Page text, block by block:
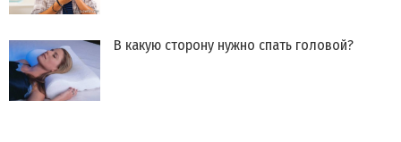
В какую сторону нужно спать головой?